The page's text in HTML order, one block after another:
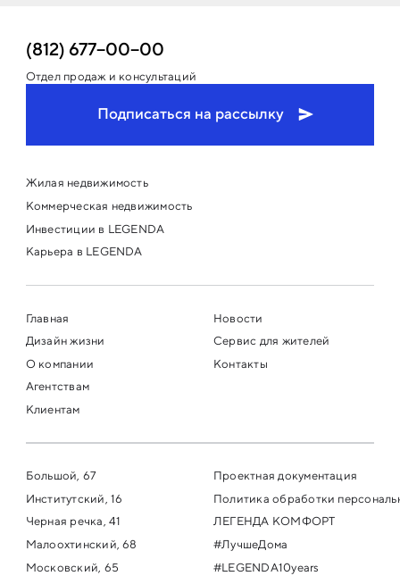
Жилая недвижимость
Коммерческая недвижимость
Инвестиции в LEGENDA
Карьера в LEGENDA
(812) 677−00−00
Отдел продаж и консультаций
Подписаться на рассылку
Главная
Дизайн жизни
О компании
Агентствам
Клиентам
Новости
Сервис для жителей
Контакты
Большой, 67
Институтский, 16
Черная речка, 41
Малоохтинский, 68
Московский, 65
Проектная документация
Политика обработки
ЛЕГЕНДА КОМФОРТ
#ЛучшеДома
#LEGENDA10years